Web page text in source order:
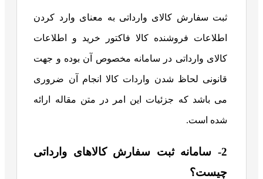
ثبت سفارش کالای وارداتی به معنای وارد کردن
اطلاعات فروشنده کالا فاکتور خرید و اطلاعات
کالای وارداتی در سامانه مخصوص آن بوده و جهت
قانونی لحاظ شدن واردات کالا انجام آن ضروری
می باشد که جزئیات این امر در متن مقاله ارائه
شده است.
2- سامانه ثبت سفارش کالاهای وارداتی
چیست؟